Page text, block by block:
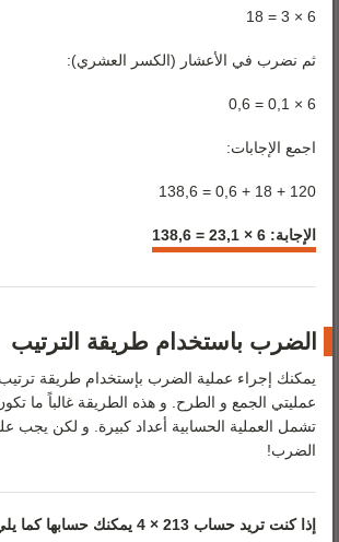
6 × 3 = 18
ثم نضرب في الأعشار (الكسر العشري):
6 × 0,1 = 0,6
اجمع الإجابات:
120 + 18 + 0,6 = 138,6
الإجابة: 6 × 23,1 = 138,6
الضرب باستخدام طريقة الترتيب
يمكنك إجراء عملية الضرب بإستخدام طريقة ترتيب
عمليتي الجمع و الطرح. و هذه الطريقة غالباً ما
تشمل العملية الحسابية أعداد كبيرة. و لكن يجب
الضرب!
إذا كنت تريد حساب 213 × 4 يمكنك حسابها كما يلي